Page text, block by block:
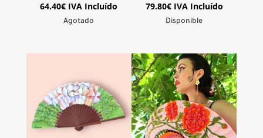
64.40€ IVA Incluído
Agotado
79.80€ IVA Incluído
Disponible